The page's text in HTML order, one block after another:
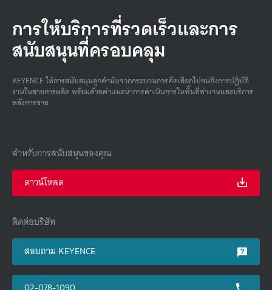
การให้บริการที่รวดเร็วและการ
สนับสนุนที่ครอบคลุม
KEYENCE ให้การสนับสนุนลูกค้านับจากกระบวนการคัดเลือกไปจนถึงการปฏิบัติ
งานในสายการผลิต พร้อมด้วยคําแนะนําการดําเนินการในพื้นที่ทํางานและบริการ
หลังการขาย
สำหรับการสนับสนุนของคุณ
ดาวน์โหลด
ติดต่อบริษัท
สอบถาม KEYENCE